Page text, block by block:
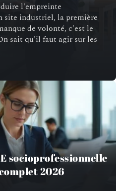
l'empreinte
site industriel, la première
de volonté, c'est le
sait qu'il faut agir sur les
socioprofessionnelle
2026